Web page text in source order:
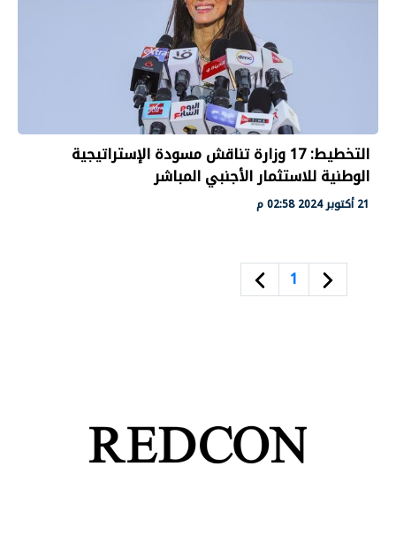
التخطيط: 17 وزارة تناقش مسودة الإستراتيجية
الوطنية للاستثمار الأجنبي المباشر
21 أكتوبر 2024 02:58 م
1